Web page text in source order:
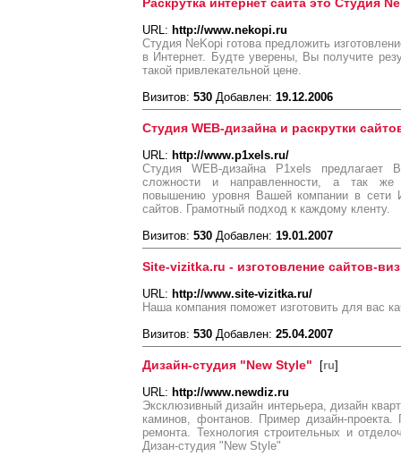
URL: http://www.nekopi.ru
Студия NeKopi готова предложить
в Интернет. Будте уверены, Вы получите
такой привлекательной цене.
Визитов: 530 Добавлен: 19.12.2006
Студия WEB-дизайна и раскрутки
URL: http://www.p1xels.ru/
Студия WEB-дизайна P1xels предлагает
сложности и направленности, а так же
повышению уровня Вашей компании в сети
сайтов. Грамотный подход к каждому кленту.
Визитов: 530 Добавлен: 19.01.2007
Site-vizitka.ru - изготовление сайтов-
URL: http://www.site-vizitka.ru/
Наша компания поможет изготовить для вас
Визитов: 530 Добавлен: 25.04.2007
Дизайн-студия "New Style" [ru]
URL: http://www.newdiz.ru
Эксклюзивный дизайн интерьера, дизайн
каминов, фонтанов. Пример дизайн-проекта.
ремонта. Технология строительных и
Дизан-студия "New Style"